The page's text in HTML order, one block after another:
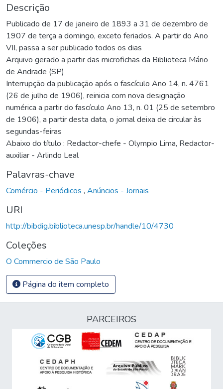
Descrição
Publicado de 17 de janeiro de 1893 a 31 de dezembro de
1907 de terça a domingo, exceto feriados. A partir do Ano
VII, passa a ser publicado todos os dias
Arquivo gerado a partir das microfichas da Biblioteca Mário
de Andrade (SP)
Interrupção da publicação após o fascículo Ano 14, n. 4761
(26 de julho de 1906), reinicia com nova designação
numérica a partir do fascículo Ano 13, n. 01 (25 de setembro
de 1906), a partir desta data, o jornal deixa de circular às
segundas-feiras
Abaixo do título : Redactor-chefe - Olympio Lima, Redactor-
auxiliar - Arlindo Leal
Palavras-chave
Comércio - Periódicos , Anúncios - Jornais
URI
http://bibdig.biblioteca.unesp.br/handle/10/4730
Coleções
O Commercio de São Paulo
Página do item completo
PARCEIROS